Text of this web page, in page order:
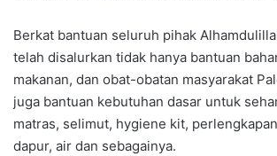
Berkat bantuan seluruh pihak
telah disalurkan tidak hanya bantuan
makanan, dan obat-obatan masyarakat
juga bantuan kebutuhan dasar untuk
matras, selimut, hygiene kit,
dapur, air dan sebagainya.